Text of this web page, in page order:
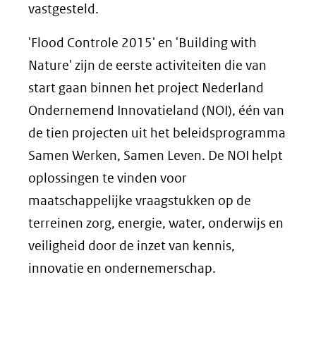
vastgesteld.
'Flood Controle 2015' en 'Building with
Nature' zijn de eerste activiteiten die van
start gaan binnen het project Nederland
Ondernemend Innovatieland (NOI), één van
de tien projecten uit het beleidsprogramma
Samen Werken, Samen Leven. De NOI helpt
oplossingen te vinden voor
maatschappelijke vraagstukken op de
terreinen zorg, energie, water, onderwijs en
veiligheid door de inzet van kennis,
innovatie en ondernemerschap.